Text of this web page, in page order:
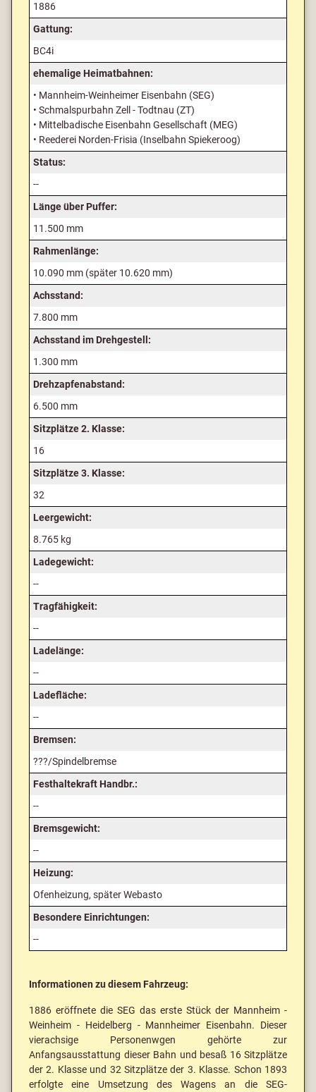
1886
Gattung:
BC4i
ehemalige Heimatbahnen:
• Mannheim-Weinheimer Eisenbahn (SEG)
• Schmalspurbahn Zell - Todtnau (ZT)
• Mittelbadische Eisenbahn Gesellschaft (MEG)
• Reederei Norden-Frisia (Inselbahn Spiekeroog)
Status:
--
Länge über Puffer:
11.500 mm
Rahmenlänge:
10.090 mm (später 10.620 mm)
Achsstand:
7.800 mm
Achsstand im Drehgestell:
1.300 mm
Drehzapfenabstand:
6.500 mm
Sitzplätze 2. Klasse:
16
Sitzplätze 3. Klasse:
32
Leergewicht:
8.765 kg
Ladegewicht:
--
Tragfähigkeit:
--
Ladelänge:
--
Ladefläche:
--
Bremsen:
???/Spindelbremse
Festhaltekraft Handbr.:
--
Bremsgewicht:
--
Heizung:
Ofenheizung, später Webasto
Besondere Einrichtungen:
--
Informationen zu diesem Fahrzeug:
1886 eröffnete die SEG das erste Stück der Mannheim -
Weinheim - Heidelberg - Mannheimer Eisenbahn. Dieser
vierachsige Personenwgen gehörte zur
Anfangsausstattung dieser Bahn und besaß 16 Sitzplätze
der 2. Klasse und 32 Sitzplätze der 3. Klasse. Schon 1893
erfolgte eine Umsetzung des Wagens an die SEG-